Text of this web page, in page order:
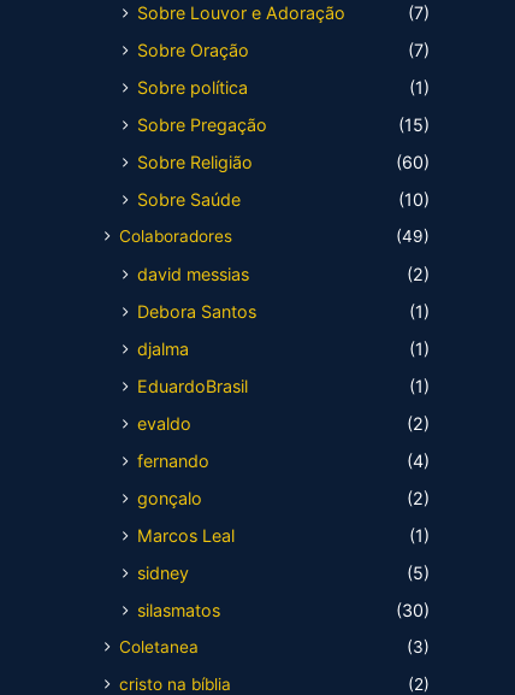
Sobre Louvor e Adoração
(7)
Sobre Oração
(7)
Sobre política
(1)
Sobre Pregação
(15)
Sobre Religião
(60)
Sobre Saúde
(10)
Colaboradores (49)
david messias
(2)
Debora Santos
(1)
djalma
(1)
EduardoBrasil
(1)
evaldo
(2)
fernando
(4)
gonçalo
(2)
Marcos Leal
(1)
sidney
(5)
silasmatos
(30)
Coletanea
(3)
cristo na bíblia
(2)